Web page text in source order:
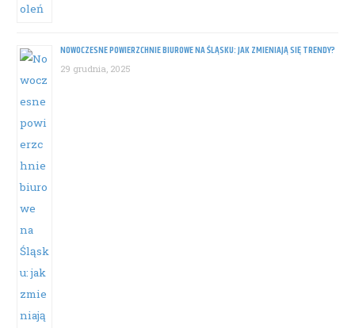
NOWOCZESNE POWIERZCHNIE BIUROWE NA ŚLĄSKU: JAK ZMIENIAJĄ SIĘ TRENDY?
29 grudnia, 2025